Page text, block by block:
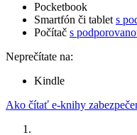
Pocketbook
Smartfón či tablet s
Počítač s
Neprečítate na:
Kindle
Ako čítať e-knihy